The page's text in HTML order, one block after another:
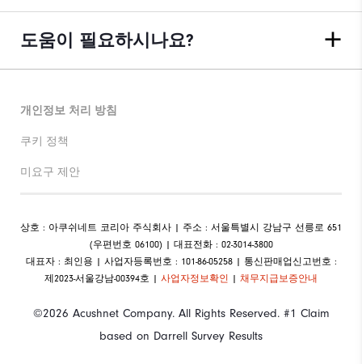
도움이 필요하시나요?
©2026 Acushnet Company. All Rights Reserved. #1 Claim
based on Darrell Survey Results
개인정보 처리 방침
쿠키 정책
미요구 제안
상호 : 아쿠쉬네트 코리아 주식회사 | 주소 : 서울특별시 강남구 선릉로 651
(우편번호 06100) | 대표전화 : 02-3014-3800
대표자 : 최인용 | 사업자등록번호 : 101-86-05258 | 통신판매업신고번호 :
제2023-서울강남-00394호 | 사업자정보확인 | 채무지급보증안내